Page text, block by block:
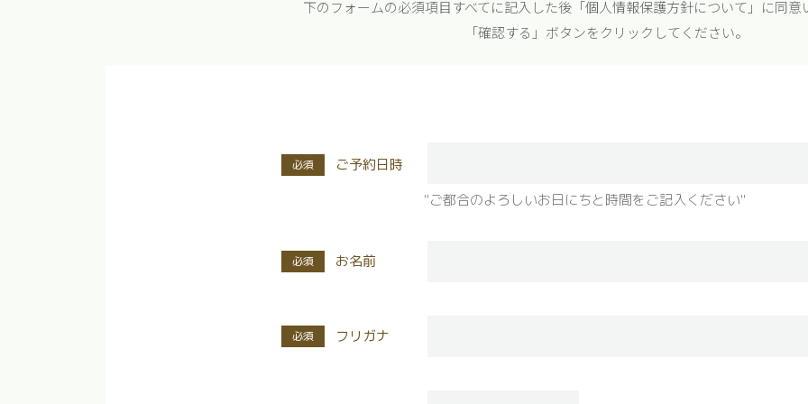
下のフォームの必須項目すべてに記入した後「個人情報保護方針について」に同意
「確認する」ボタンをクリックしてください。
ご予約日時
"ご都合のよろしいお日にちと時間をご記入ください"
お名前
フリガナ